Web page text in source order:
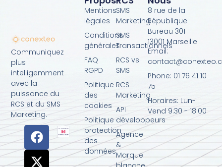
Communiquez
plus
intelligemment
avec la
puissance du
RCS et du SMS
Marketing.
SMS
Marketing
SMS
Transactionnels
RCS vs
SMS
RCS
Marketing
API
développeurs
Agence
&
Marque
Mentions
légales
Conditions
générales
FAQ
RGPD
Politique
des
cookies
Politique
protection
des
données
8 rue de la
République
Bureau 301
13001 Marseille
Email:
Phone: 01 76 41 10
75
Horaires: Lun-
Vend 9:30 - 18:00